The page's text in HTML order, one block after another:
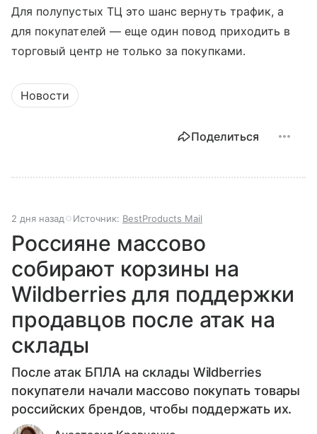
Для полупустых ТЦ это шанс вернуть трафик, а
для покупателей — еще один повод приходить в
торговый центр не только за покупками.
Новости
Поделиться
2 дня назад Источник: BestProducts Mail
Россияне массово
собирают корзины на
Wildberries для поддержки
продавцов после атак на
склады
После атак БПЛА на склады Wildberries
покупатели начали массово покупать товары
российских брендов, чтобы поддержать их.